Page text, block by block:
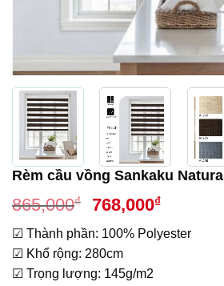
Rèm cầu vồng Sankaku Natural
865,000₫
Giá
là:
865,000₫.
768,000₫Giá
tại
☑ Thành phần: 100% Polyester
☑ Khổ rộng: 280cm
☑ Trọng lượng: 145g/m2